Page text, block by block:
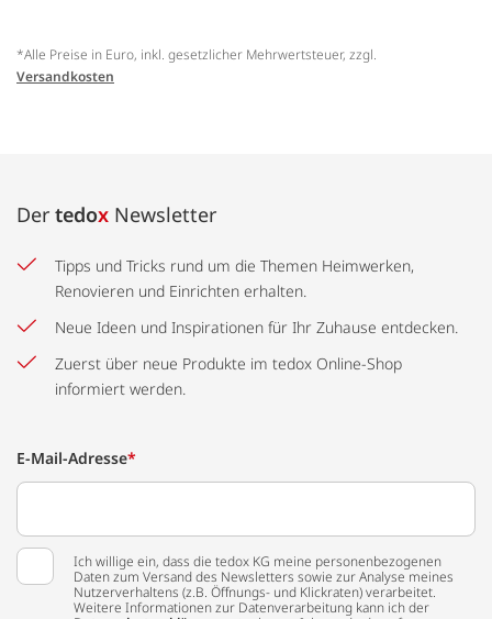
*Alle Preise in Euro, inkl. gesetzlicher Mehrwertsteuer, zzgl.
Versandkosten
Der tedox Newsletter
Tipps und Tricks rund um die Themen Heimwerken,
Renovieren und Einrichten erhalten.
Neue Ideen und Inspirationen für Ihr Zuhause entdecken.
Zuerst über neue Produkte im tedox Online-Shop
informiert werden.
E-Mail-Adresse*
Ich willige ein, dass die tedox KG meine personenbezogenen
Daten zum Versand des Newsletters sowie zur Analyse meines
Nutzerverhaltens (z.B. Öffnungs- und Klickraten) verarbeitet.
Weitere Informationen zur Datenverarbeitung kann ich der